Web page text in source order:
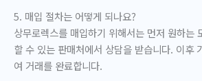
5. 매입 절차는 어떻게 되나요?
상무로렉스를 매입하기 위해서는 먼저 원하는
할 수 있는 판매처에서 상담을 받습니다. 이후
여 거래를 완료합니다.